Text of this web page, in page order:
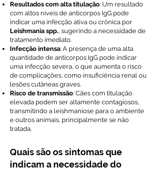
Resultados com alta titulação: Um resultado
com altos níveis de anticorpos IgG pode
indicar uma infecção ativa ou crônica por
Leishmania spp., sugerindo a necessidade de
tratamento imediato.
Infecção intensa: A presença de uma alta
quantidade de anticorpos IgG pode indicar
uma infecção severa, o que aumenta o risco
de complicações, como insuficiência renal ou
lesões cutâneas graves.
Risco de transmissão: Cães com titulação
elevada podem ser altamente contagiosos,
transmitindo a leishmaniose para o ambiente
e outros animais, principalmente se não
tratada.
Quais são os sintomas que
indicam a necessidade do